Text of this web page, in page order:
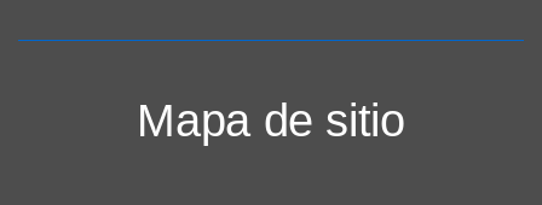
Mapa de sitio